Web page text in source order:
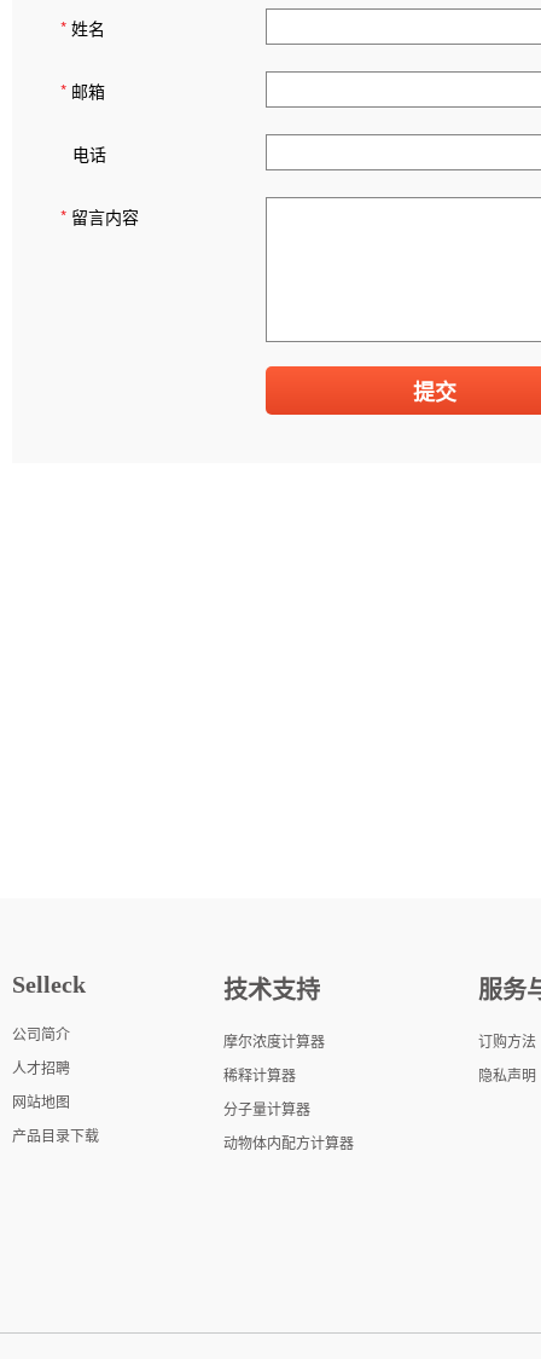
* 姓名
* 邮箱
电话
* 留言内容
Selleck
公司简介
人才招聘
网站地图
产品目录下载
技术支持
摩尔浓度计算器
稀释计算器
分子量计算器
动物体内配方计算器
服务
订购方法
隐私声明